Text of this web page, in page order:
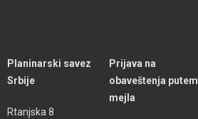
Planinarski savez
Srbije
Rtanjska 8
Prijava na
obaveštenja putem
mejla